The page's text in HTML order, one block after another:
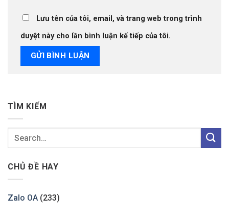
Lưu tên của tôi, email, và trang web trong trình
duyệt này cho lần bình luận kế tiếp của tôi.
TÌM KIẾM
CHỦ ĐỀ HAY
Zalo OA (233)